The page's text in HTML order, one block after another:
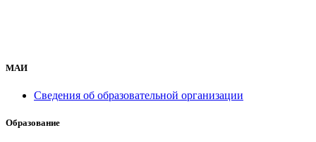
МАИ
Сведения об образовательной организации
Образование